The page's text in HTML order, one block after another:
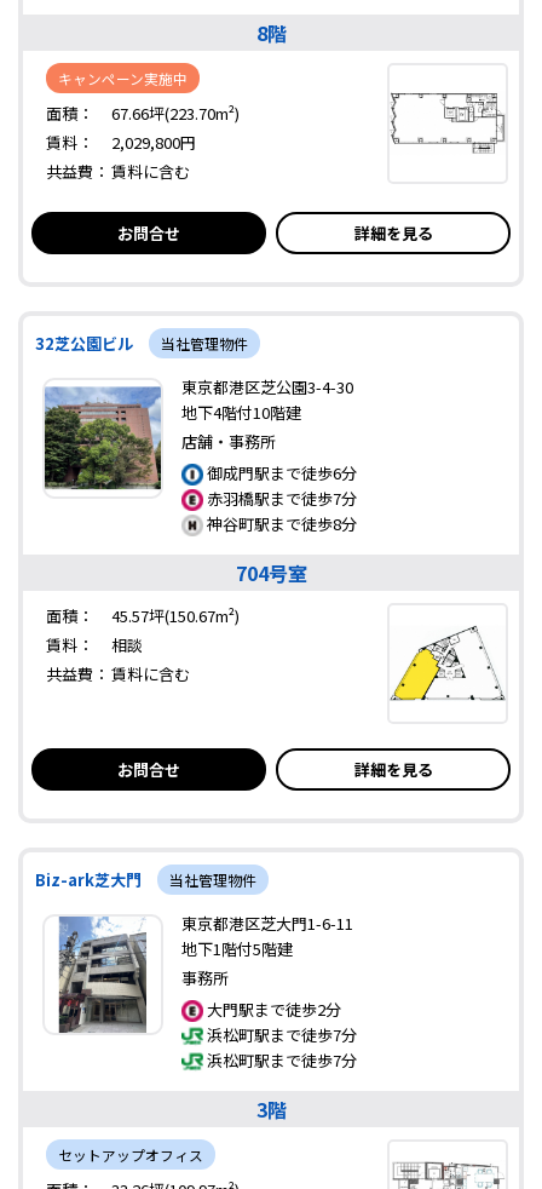
8階
キャンペーン実施中
面積：
67.66坪(223.70m²)
賃料：
2,029,800円
共益費： 賃料に含む
お問合せ 詳細を見る
32芝公園ビル 当社管理物件
東京都港区芝公園3-4-30
地下4階付10階建
店舗・事務所
御成門駅まで徒歩6分
赤羽橋駅まで徒歩7分
神谷町駅まで徒歩8分
704号室
面積：
45.57坪(150.67m²)
賃料：
相談
共益費： 賃料に含む
お問合せ 詳細を見る
Biz-ark芝大門 当社管理物件
東京都港区芝大門1-6-11
地下1階付5階建
事務所
大門駅まで徒歩2分
浜松町駅まで徒歩7分
浜松町駅まで徒歩7分
3階
セットアップオフィス